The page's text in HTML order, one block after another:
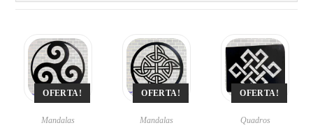
OFERTA!
Mandalas
OFERTA!
Mandalas
OFERTA!
Quadros